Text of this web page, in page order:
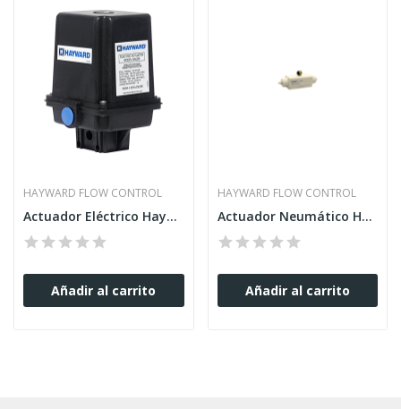
HAYWARD FLOW CONTROL
Actuador Eléctrico Hayward Series EAU y EAU1
Añadir al carrito
HAYWARD FLOW CONTROL
Actuador Neumático Hayward Series PSS, PSD y PC
Añadir al carrito